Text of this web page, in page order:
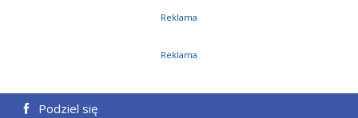
Reklama
Reklama
Podziel się